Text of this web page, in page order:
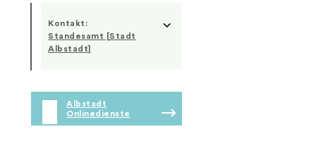
Kontakt:
Standesamt [Stadt
Albstadt]
Albstadt
Onlinedienste